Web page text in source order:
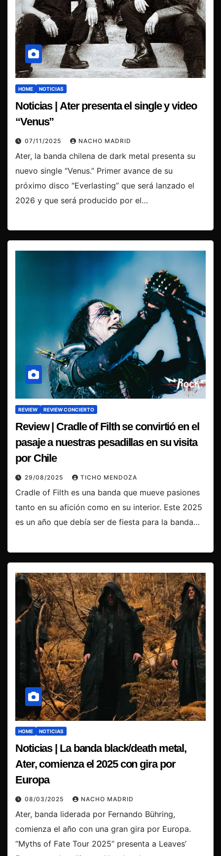
HOME NOTICIAS
Noticias | Ater presenta el single y video
“Venus”
07/11/2025 NACHO MADRID
Ater, la banda chilena de dark metal presenta su
nuevo single “Venus.” Primer avance de su
próximo disco “Everlasting” que será lanzado el
2026 y que será producido por el…
REVIEW REVIEW CONCIERTO
Review | Cradle of Filth se convirtió en el
pasaje a nuestras pesadillas en su visita
por Chile
29/08/2025 TICHO MENDOZA
Cradle of Filth es una banda que mueve pasiones
tanto en su afición como en su interior. Este 2025
es un año que debía ser de fiesta para la banda…
HOME NOTICIAS
Noticias | La banda black/death metal,
Ater, comienza el 2025 con gira por
Europa
08/03/2025 NACHO MADRID
Ater, banda liderada por Fernando Bühring,
comienza el año con una gran gira por Europa.
“Myths of Fate Tour 2025” presenta a Leaves’